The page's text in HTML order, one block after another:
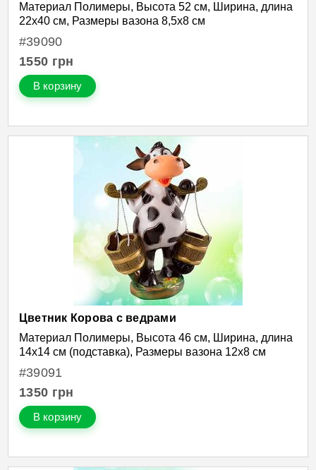
Материал Полимеры, Высота 52 см, Ширина, длина
22х40 см, Размеры вазона 8,5х8 см
#39090
1550 грн
В корзину
Цветник Корова с ведрами
Материал Полимеры, Высота 46 см, Ширина, длина
14х14 см (подставка), Размеры вазона 12х8 см
#39091
1350 грн
В корзину